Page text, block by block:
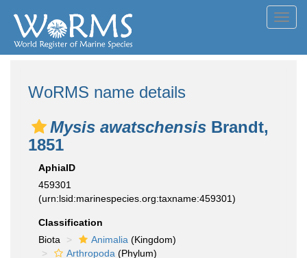
WoRMS name details
Mysis awatschensis Brandt,
1851
AphiaID
459301
(urn:lsid:marinespecies.org:taxname:459301)
Classification
Biota
Animalia (Kingdom)
Arthropoda (Phylum)